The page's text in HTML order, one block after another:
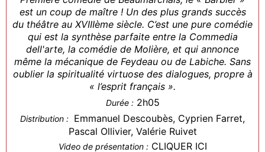
est un coup de maître ! Un des plus grands succès
du théâtre au XVIIIème siècle. C’est une pure comédie
qui est la synthèse parfaite entre la Commedia
dell'arte, la comédie de Molière, et qui annonce
même la mécanique de Feydeau ou de Labiche. Sans
oublier la spiritualité virtuose des dialogues, propre à
« l’esprit français ».
Durée : 2h05
Distribution : Emmanuel Descoubès, Cyprien Farret,
Pascal Ollivier, Valérie Ruivet
Video de présentation : CLIQUER ICI